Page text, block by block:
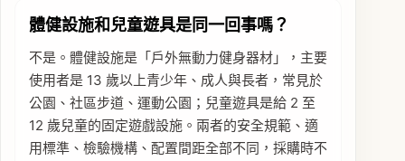
體健設施和兒童遊具是同一回事嗎？
不是。體健設施是「戶外無動力健身器材」，主要
使用者是 13 歲以上青少年、成人與長者，常見於
公園、社區步道、運動公園；兒童遊具是給 2 至
12 歲兒童的固定遊戲設施。兩者的安全規範、適
用標準、檢驗機構、配置間距全部不同，採購時不